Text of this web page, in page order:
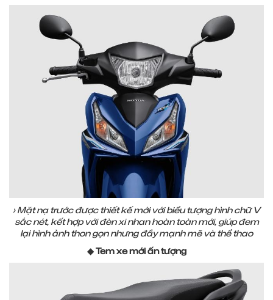
› Mặt nạ trước được thiết kế mới với biểu tượng hình chữ V
sắc nét, kết hợp với đèn xi nhan hoàn toàn mới, giúp đem
lại hình ảnh thon gọn nhưng đầy mạnh mẽ và thể thao
◆ Tem xe mới ấn tượng